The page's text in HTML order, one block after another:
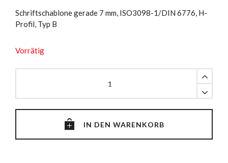
Schriftschablone gerade 7 mm, ISO3098-1/DIN 6776, H-
Profil, Typ B
Vorrätig
7
mm
IN DEN WARENKORB